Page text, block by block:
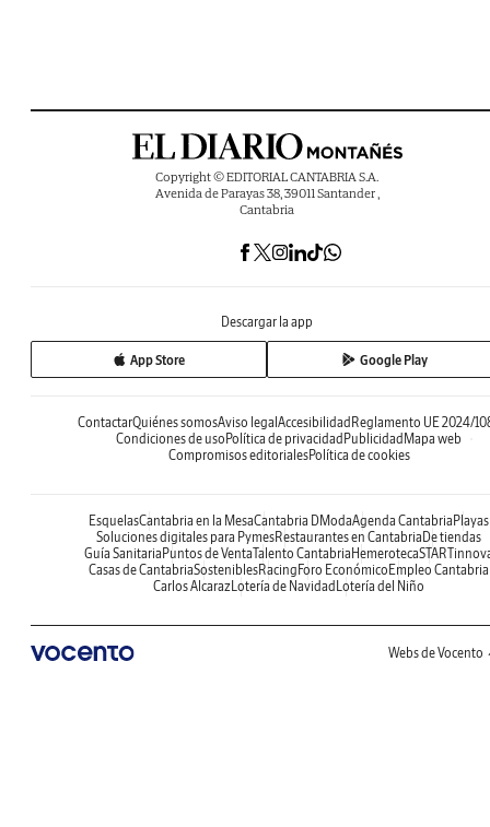
Copyright © EDITORIAL CANTABRIA S.A.
Avenida de Parayas 38, 39011 Santander ,
Cantabria
Descargar la app
App Store Google Play
ContactarQuiénes somosAviso legal Accesibilidad Reglamento UE 2024/
Condiciones de uso Política de privacidad Publicidad Mapa web
Compromisos editorialesPolítica de cookies
EsquelasCantabria en la MesaCantabria DModaAgenda Cantabria Playas
Soluciones digitales para PymesRestaurantes en Cantabria De tiendas
Guía Sanitaria Puntos de VentaTalento Cantabria Hemeroteca
Casas de CantabriaSosteniblesRacing Foro Económico Empleo Cantabria
Carlos AlcarazLotería de Navidad Lotería del Niño
Webs de Vocento